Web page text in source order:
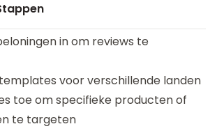
in om reviews te
voor verschillende landen
toe om specifieke producten of
te targeten